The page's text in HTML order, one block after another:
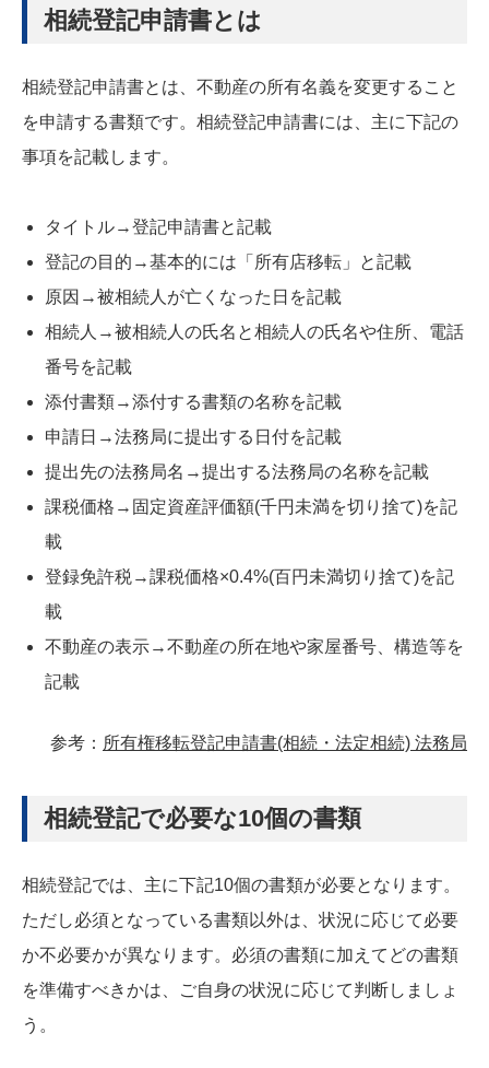
相続登記申請書とは
相続登記申請書とは、不動産の所有名義を変更すること
を申請する書類です。相続登記申請書には、主に下記の
事項を記載します。
タイトル→登記申請書と記載
登記の目的→基本的には「所有店移転」と記載
原因→被相続人が亡くなった日を記載
相続人→被相続人の氏名と相続人の氏名や住所、電話
番号を記載
添付書類→添付する書類の名称を記載
申請日→法務局に提出する日付を記載
提出先の法務局名→提出する法務局の名称を記載
課税価格→固定資産評価額(千円未満を切り捨て)を記
載
登録免許税→課税価格×0.4%(百円未満切り捨て)を記
載
不動産の表示→不動産の所在地や家屋番号、構造等を
記載
参考： 所有権移転登記申請書(相続・法定相続) 法務局
相続登記で必要な10個の書類
相続登記では、主に下記10個の書類が必要となります。
ただし必須となっている書類以外は、状況に応じて必要
か不必要かが異なります。必須の書類に加えてどの書類
を準備すべきかは、ご自身の状況に応じて判断しましょ
う。